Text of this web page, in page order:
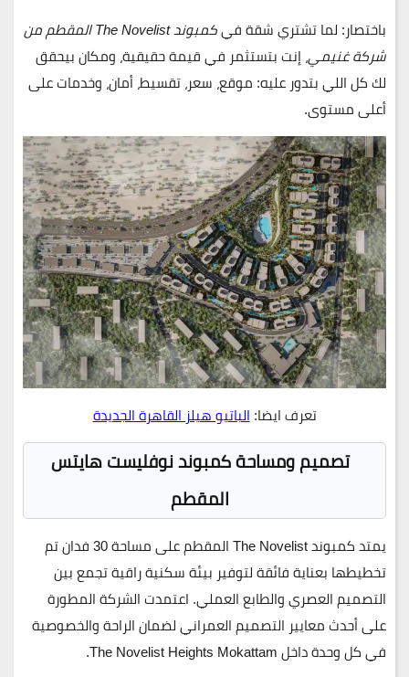
باختصار: لما تشتري شقة في
كمبوند The Novelist المقطم من
شركة غنيمي، إنت بتستثمر في قيمة حقيقية، ومكان بيحقق
لك كل اللي بتدور عليه: موقع، سعر، تقسيط، أمان، وخدمات على
أعلى مستوى.
تعرف ايضا:الباتيو هيلز القاهرة الجديدة
تصميم ومساحةكمبوند نوفليست هايتس
المقطم
يمتدكمبوند The Novelist المقطم على مساحة30 فدان
تم
تخطيطها بعناية فائقة لتوفير بيئة سكنية راقية تجمع بين
التصميم العصري والطابع العملي. اعتمدت الشركة المطورة
على أحدث معايير التصميم العمراني لضمان الراحة والخصوصية
في كل وحدة داخلThe Novelist Heights Mokattam
.